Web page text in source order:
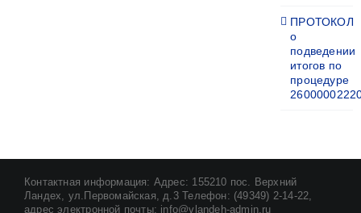
ПРОТОКОЛ
о
подведении
итогов по
процедуре
Контактная информация: Адрес: 155210 пос. Верхний
Ландех, ул.Первомайская, д.3 Телефон: (49349) 2-14-22,
адрес электронной почты: info@vlandeh-admin.ru